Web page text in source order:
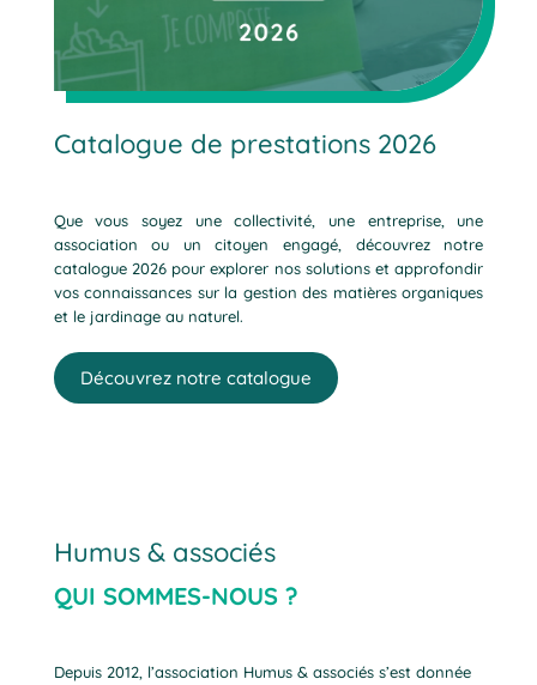
Catalogue de prestations 2026
Que vous soyez une collectivité, une entreprise, une
association ou un citoyen engagé, découvrez notre
catalogue 2026 pour explorer nos solutions et approfondir
vos connaissances sur la gestion des matières organiques
et le jardinage au naturel.
Découvrez notre catalogue
Humus & associés
QUI SOMMES-NOUS ?
Depuis 2012, l’association Humus & associés s’est donnée